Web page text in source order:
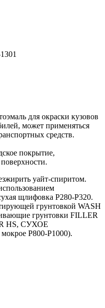
для окраски кузовов
может применяться
средств.
покрытие,
уайт-спиритом.
щлифовка P280-P320.
грунтовкой WASH
грунтовки FILLER
HS, СУХОЕ
Р800-Р1000).